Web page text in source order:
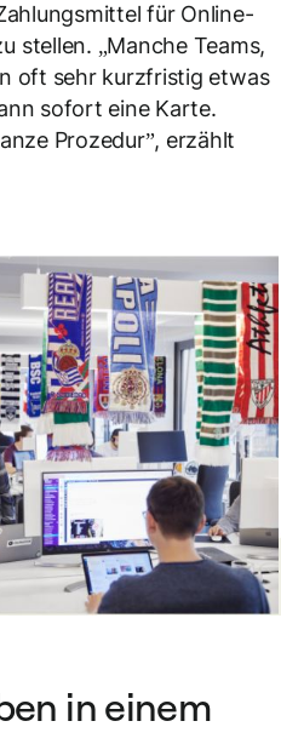
für Online-
stellen. „Manche Teams,
oft sehr kurzfristig etwas
sofort eine Karte.
Prozedur”, erzählt
in einem